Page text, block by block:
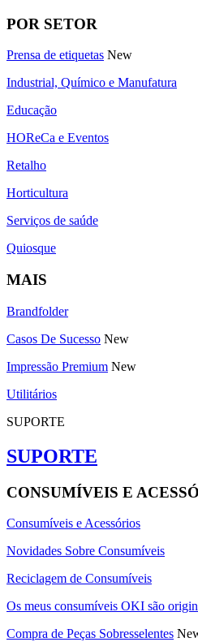
POR SETOR
Prensa de etiquetas New
Industrial, Químico e Manufatura
Educação
HOReCa e Eventos
Retalho
Horticultura
Serviços de saúde
Quiosque
MAIS
Brandfolder
Casos De Sucesso New
Impressão Premium New
Utilitários
SUPORTE
SUPORTE
CONSUMÍVEIS E
Consumíveis e Acessórios
Novidades Sobre Consumíveis
Reciclagem de Consumíveis
Os meus consumíveis OKI são
Compra de Peças Sobresselentes